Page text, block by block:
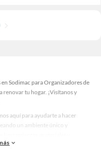
Sodimac para Organizadores de
renovar tu hogar. ¡Visítanos y
aquí para ayudarte a hacer
un ambiente único y
un espacio más tú.